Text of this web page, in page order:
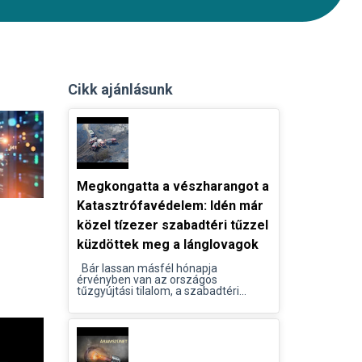
Cikk ajánlásunk
Megkongatta a vészharangot a
Katasztrófavédelem: Idén már
közel tízezer szabadtéri tűzzel
küzdöttek meg a lánglovagok
Bár lassan másfél hónapja
érvényben van az országos
tűzgyújtási tilalom, a szabadtéri...